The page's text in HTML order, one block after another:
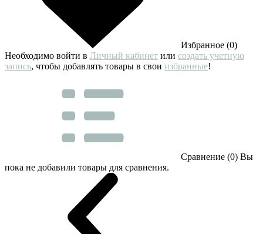
Избранное (0)
Необходимо войти в Личный кабинет или создать учетную
запись, чтобы добавлять товары в свои избранные!
Сравнение (0) Вы
пока не добавили товары для сравнения.